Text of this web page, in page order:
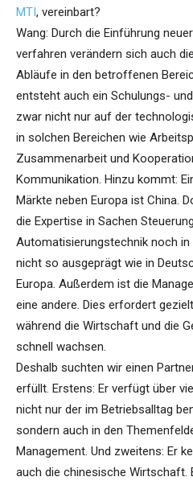
MTI, vereinbart?
Wang: Durch die Einführung
verfahren verändern sich auch
Abläufe in den betroffenen
entsteht auch ein Schulungs-
zwar nicht nur auf der
in solchen Bereichen wie
Zusammenarbeit und
Kommunikation. Hinzu kommt:
Märkte neben Europa ist China.
die Expertise in Sachen
Automatisierungstechnik noch in
nicht so ausgeprägt wie in
Europa. Außerdem ist die
eine andere. Dies erfordert
während die Wirtschaft und die
schnell wachsen.
Deshalb suchten wir einen
erfüllt. Erstens: Er verfügt über
nicht nur der im Betriebsalltag
sondern auch in den
Management. Und zweitens: Er
auch die chinesische Wirtschaft.